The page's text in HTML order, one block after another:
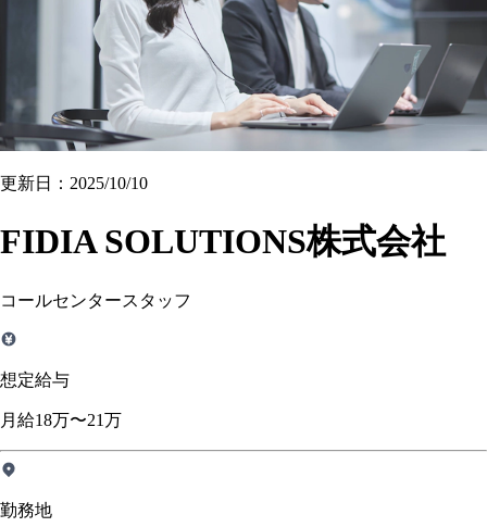
更新日：2025/10/10
FIDIA SOLUTIONS株式会社
コールセンタースタッフ
想定給与
月給18万〜21万
勤務地